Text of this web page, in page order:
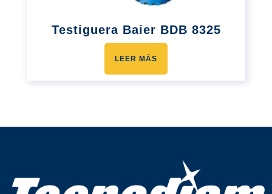
Testiguera Baier BDB 8325
LEER MÁS